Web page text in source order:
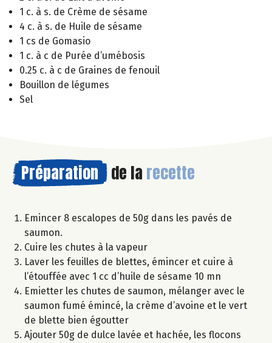
1 c. à s. de Crème de sésame
4 c. à s. de Huile de sésame
1 cs de Gomasio
1 c. à c de Purée d’umébosis
0.25 c. à c de Graines de fenouil
Bouillon de légumes
Sel
Préparation de la recette
Emincer 8 escalopes de 50g dans les pavés de
saumon.
Cuire les chutes à la vapeur
Laver les feuilles de blettes, émincer et cuire à
l’étouffée avec 1 cc d’huile de sésame 10 mn
Emietter les chutes de saumon, mélanger avec le
saumon fumé émincé, la crème d’avoine et le vert
de blette bien égoutter
Ajouter 50g de dulce lavée et hachée, les flocons